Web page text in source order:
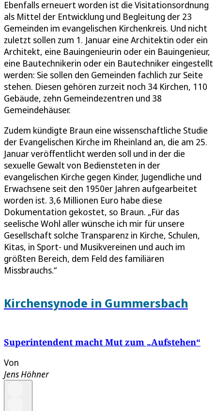
Ebenfalls erneuert worden ist die Visitationsordnung
als Mittel der Entwicklung und Begleitung der 23
Gemeinden im evangelischen Kirchenkreis. Und nicht
zuletzt sollen zum 1. Januar eine Architektin oder ein
Architekt, eine Bauingenieurin oder ein Bauingenieur,
eine Bautechnikerin oder ein Bautechniker eingestellt
werden: Sie sollen den Gemeinden fachlich zur Seite
stehen. Diesen gehören zurzeit noch 34 Kirchen, 110
Gebäude, zehn Gemeindezentren und 38
Gemeindehäuser.
Zudem kündigte Braun eine wissenschaftliche Studie
der Evangelischen Kirche im Rheinland an, die am 25.
Januar veröffentlicht werden soll und in der die
sexuelle Gewalt von Bediensteten in der
evangelischen Kirche gegen Kinder, Jugendliche und
Erwachsene seit den 1950er Jahren aufgearbeitet
worden ist. 3,6 Millionen Euro habe diese
Dokumentation gekostet, so Braun. „Für das
seelische Wohl aller wünsche ich mir für unsere
Gesellschaft solche Transparenz in Kirche, Schulen,
Kitas, in Sport- und Musikvereinen und auch im
größten Bereich, dem Feld des familiären
Missbrauchs.“
Kirchensynode in Gummersbach
Superintendent macht Mut zum „Aufstehen“
Von
Jens Höhner